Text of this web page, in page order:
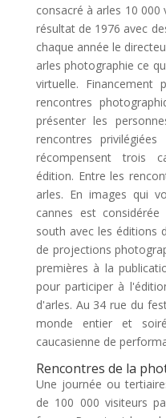
consacré à arles 10 000
résultat de 1976 avec
chaque année le
arles photographie ce
virtuelle. Financement
rencontres
présenter les
rencontres
récompensent trois
édition. Entre les
arles. En images qui
cannes est
south avec les éditions
de projections
premières à la
pour participer à
d'arles. Au 34 rue du
monde entier et
caucasienne de
Rencontres de la
Une journée ou
de 100 000 visiteurs